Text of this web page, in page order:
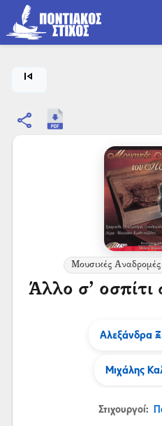
skip_previous
share
Μουσικές
Άλλο σ’ οσπίτι
Αλεξάνδρα
Μιχάλης
Στιχουργοί: